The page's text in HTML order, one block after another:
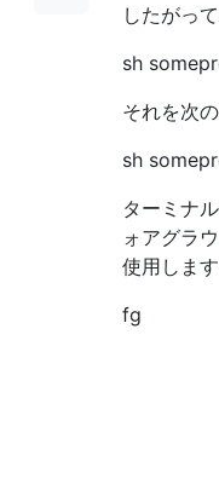
したがっ
sh
それを次
sh
ターミナ
ォアグラ
使用します
fg